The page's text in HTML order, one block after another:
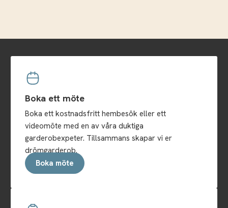
Boka ett möte
Boka ett kostnadsfritt hembesök eller ett
videomöte med en av våra duktiga
garderobexpeter. Tillsammans skapar vi er
drömgarderob.
Boka möte